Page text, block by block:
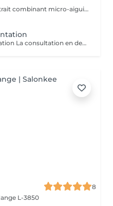
Détatouage par technique de retrait combinant micro-aiguilletage et solution spécifique, adaptée aux pigments difficiles à traiter au laser . La consultation est requise.
Consultation en dermopigmentation La consultation en dermopigmentation est une étape essentielle avant toute prestation de traitement correctif ou reconstructeur. Elle permet de comprendre vos besoins, d'analyser la peau et de définir un protocole entièrement personnalisé en fonction de la zone à traiter, de votre carnation, de votre morphologie et du résultat souhaité. Ce rendez-vous comprend un échange approfondi sur vos attentes, une analyse précise de la zone concernée ainsi que des conseils professionnels sur la technique et l'approche les plus adaptées à votre situation. C'est également un moment privilégié pour répondre à toutes vos questions et s'assurer de l'absence de contre-indications. Le montant de la consultation est déduit du tarif de la prestation si celle-ci est réalisée dans les 2 mois suivant la consultation. Cette étape est indispensable afin de garantir un traitement sécurisé, cohérent et parfaitement adapté à votre peau et à votre objectif esthétique ou réparateur.
8
L-3850